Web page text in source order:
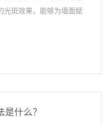
光斑效果，能够为墙面赋
什么？